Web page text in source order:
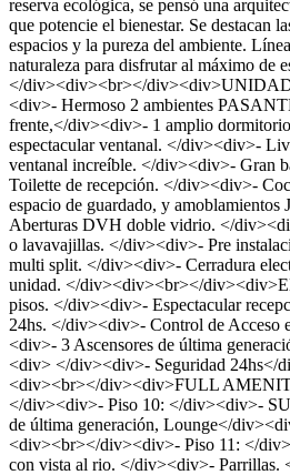
reserva ecológica, se pensó una
que potencie el bienestar. Se destacan
espacios y la pureza del ambiente.
naturaleza para disfrutar al máximo de
</div><div><br></
<div>- Hermoso 2 ambientes
frente,</div><div>- 1 amplio
espectacular ventanal. </div><div>-
ventanal increíble. </div><div>- Gran
Toilette de recepción. </div><div>-
espacio de guardado, y
Aberturas DVH doble vidrio. </
o lavavajillas. </div><div>- Pre
multi split. </div><div>- Cerradura
unidad. </div><div><br></
pisos. </div><div>- Espectacular
24hs. </div><div>- Control de Acceso
<div>- 3 Ascensores de última
<div> </div><div>- Seguridad 24hs</
<div><br></div><div>FULL
</div><div>- Piso 10: </div><div>-
de última generación, Lounge</
<div><br></div><div>- Piso 11: </
con vista al rio. </div><div>-